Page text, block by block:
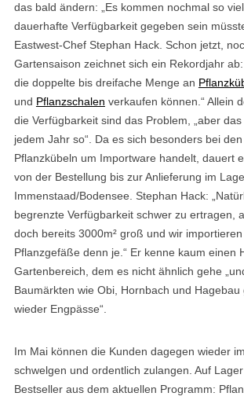
das bald ändern: „Es kommen nochmal so
dauerhafte Verfügbarkeit gegeben sein
Eastwest-Chef Stephan Hack. Schon jetzt,
Gartensaison zeichnet sich ein Rekordjahr
die doppelte bis dreifache Menge an
und Pflanzschalen verkaufen können.“ Allein
die Verfügbarkeit sind das Problem, „aber
jedem Jahr so“. Da es sich besonders bei
Pflanzkübeln um Importware handelt, dauert
von der Bestellung bis zur Anlieferung im
Immenstaad/Bodensee. Stephan Hack:
begrenzte Verfügbarkeit schwer zu ertragen,
doch bereits 3000m² groß und wir
Pflanzgefäße denn je.“ Er kenne kaum einen
Gartenbereich, dem es nicht ähnlich gehe
Baumärkten wie Obi, Hornbach und Hagebau
wieder Engpässe“.
Im Mai können die Kunden dagegen wieder
schwelgen und ordentlich zulangen. Auf
Bestseller aus dem aktuellen Programm: